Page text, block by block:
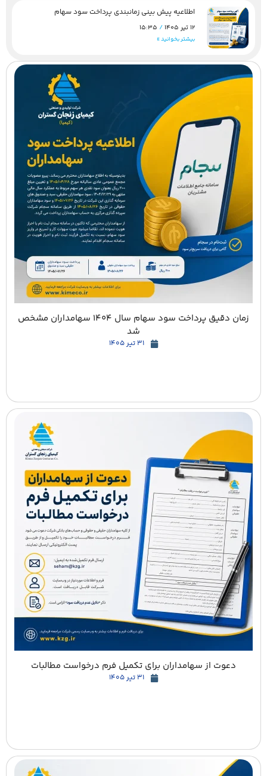
اطلاعیه پیش بینی زمانبندی پرداخت سود سهام
12 تیر 1405
بیشتر بخوانید »
زمان دقیق پرداخت سود سهام سال 1404 سهامداران مشخص
شد
31 تیر 1405
دعوت از سهامداران برای تکمیل فرم درخواست مطالبات
31 تیر 1405